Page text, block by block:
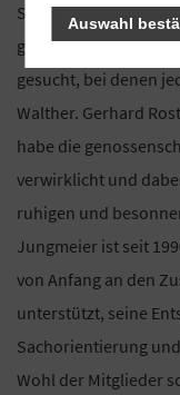
Sachverstand und
gewesen, in
gesucht, bei denen
Walther. Gerhard
habe die
verwirklicht und
ruhigen und
Jungmeier ist seit
von Anfang an den
unterstützt, seine
Sachorientierung
Wohl der Mitglieder
Auswahl